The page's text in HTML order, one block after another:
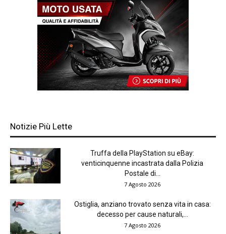
Notizie Più Lette
Truffa della PlayStation su eBay:
venticinquenne incastrata dalla Polizia
Postale di...
7 Agosto 2026
Ostiglia, anziano trovato senza vita in casa:
decesso per cause naturali,...
7 Agosto 2026